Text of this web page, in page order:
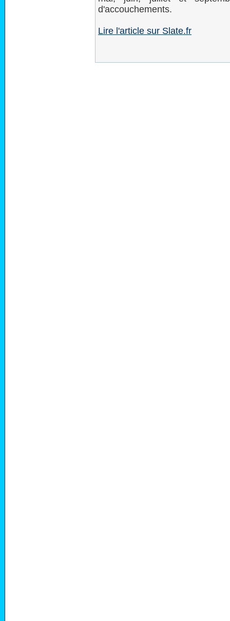
d'accouchements.
Lire l'article sur Slate.fr